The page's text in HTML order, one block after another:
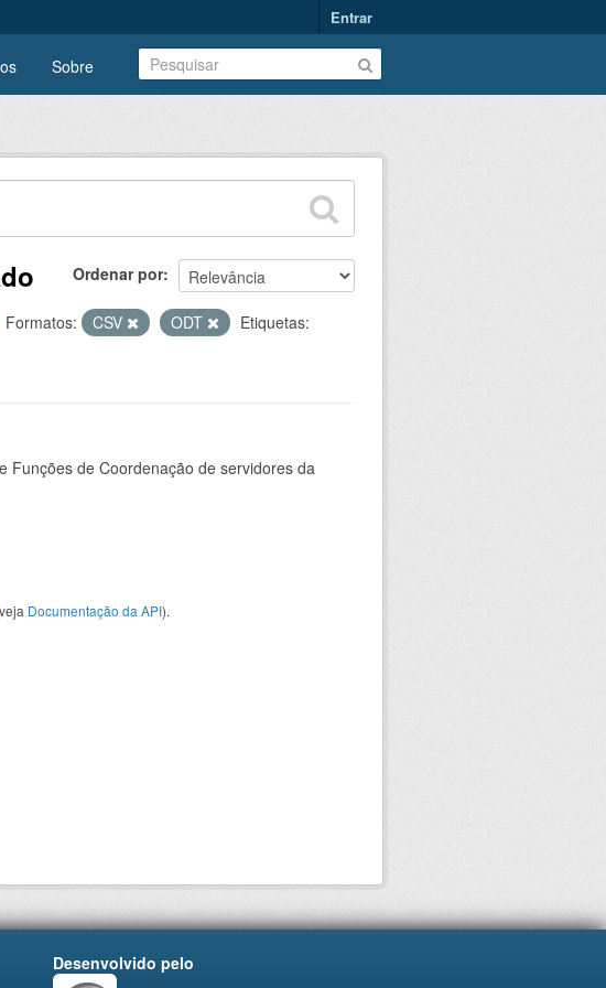
Entrar
Sobre
Ordenar por
Formatos: CSV ODT
Etiquetas:
Funções de Coordenação de servidores da
Documentação da API).
Desenvolvido pelo